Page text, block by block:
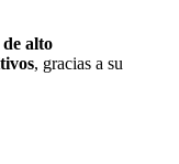
de alto
, gracias a su